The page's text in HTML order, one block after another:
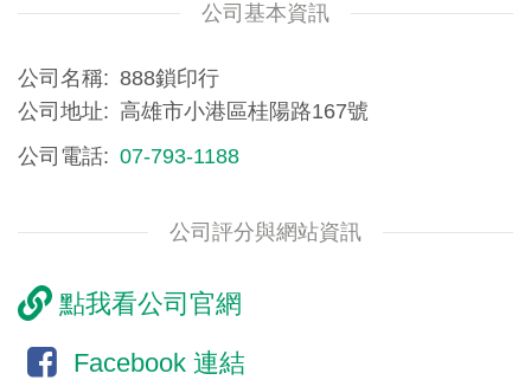
公司基本資訊
公司名稱
888鎖印行
公司地址
高雄市小港區桂陽路167號
公司電話
07-793-1188
公司評分與網站資訊
點我看公司官網
Facebook 連結